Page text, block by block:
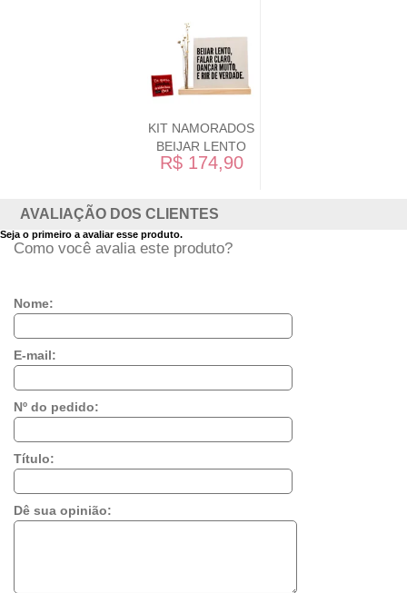
KIT NAMORADOS
BEIJAR LENTO
R$ 174,90
AVALIAÇÃO DOS CLIENTES
Seja o primeiro a avaliar esse produto.
Como você avalia este produto?
Nome:
E-mail:
Nº do pedido:
Título:
Dê sua opinião: